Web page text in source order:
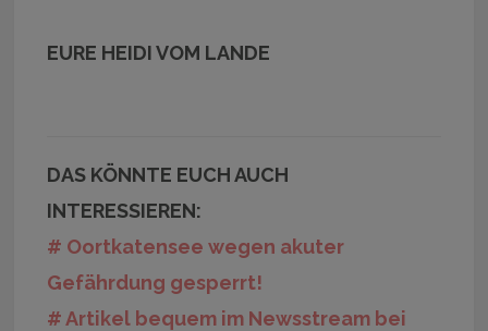
EURE HEIDI VOM LANDE
DAS KÖNNTE EUCH AUCH
INTERESSIEREN:
# Oortkatensee wegen akuter
Gefährdung gesperrt!
# Artikel bequem im Newsstream bei